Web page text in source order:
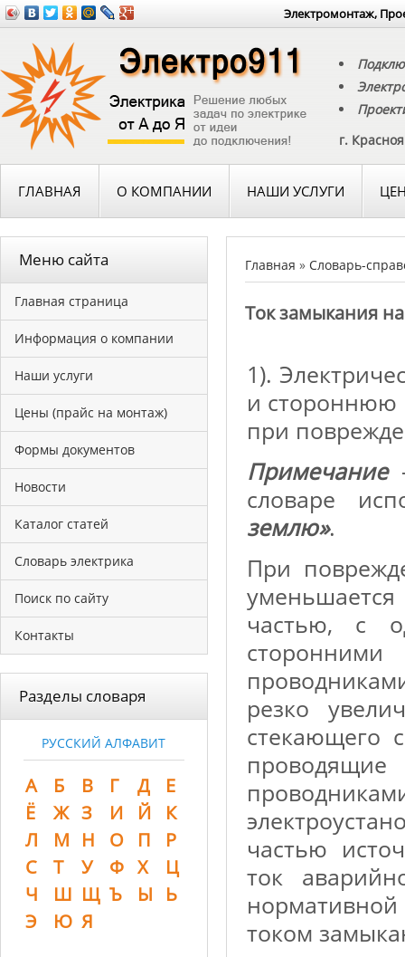
Электромонтаж,
г.
ГЛАВНАЯ О КОМПАНИИ НАШИ УСЛУГИ
Меню сайта
Главная страница
Информация о компании
Наши услуги
Цены (прайс на монтаж)
Формы документов
Новости
Каталог статей
Словарь электрика
Поиск по сайту
Контакты
Разделы словаря
РУССКИЙ АЛФАВИТ
А Б В Г Д
Е
Ё
Ж З И Й
К
Л
М Н О П
Р
С
Т У Ф Х
Ц
Ч
Ш Щ Ъ Ы
Ь
Э
Ю Я
Главная » Словарь-
Ток замыкания
1).
и стороннюю
при
Примечание
словаре
землю».
При
частью, с
резко
стекающего
частью
ток
током